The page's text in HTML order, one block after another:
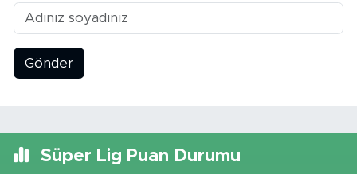
Gönder
Süper Lig Puan Durumu